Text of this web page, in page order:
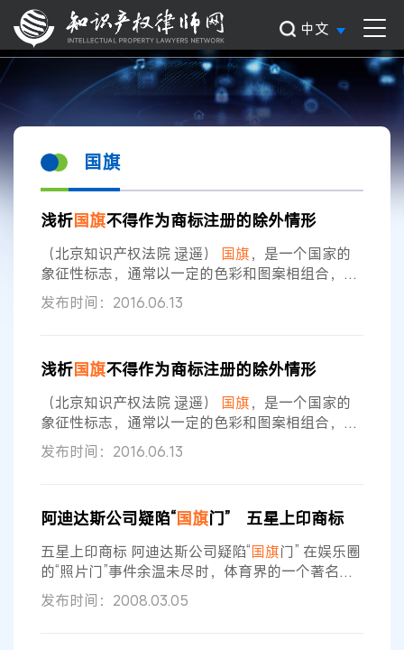
中文
国旗
浅析国旗不得作为商标注册的除外情形
（北京知识产权法院 逯遥） 国旗，是一个国家的
象征性标志，通常以一定的色彩和图案相组合，反
映出一个国家的政治特色和历史文化传统。由于
旗的图案多表现为具有一定显著特征的标识，我国
旗相近似的图形一般是不能作为商标使用的，更不
能作为商标注册，这在《保护工业产权巴黎公约》
及包括我国在内的多国商标法中均有明确规定
发布时间：2016.06.13
浅析国旗不得作为商标注册的除外情形
（北京知识产权法院 逯遥） 国旗，是一个国家的
象征性标志，通常以一定的色彩和图案相组合，反
映出一个国家的政治特色和历史文化传统。由于
旗的图案多表现为具有一定显著特征的标识，我国
旗相近似的图形一般是不能作为商标使用的，更不
能作为商标注册，这在《保护工业产权巴黎公约》
及包括我国在内的多国商标法中均有明确规定
发布时间：2016.06.13
阿迪达斯公司疑陷“国旗门” 五星上印商标
五星上印商标 阿迪达斯公司疑陷“国旗门” 在娱乐圈
的“照片门”事件余温未尽时，体育界的一个著名体
育用品公司adidas又因为被怀疑滥用中国五星红
旗，而陷入了“国旗门”事件。日前有消息称，
发布时间：2008.03.05